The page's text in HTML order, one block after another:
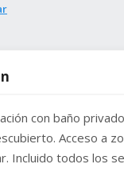
con baño
Acceso a
Incluido todos los